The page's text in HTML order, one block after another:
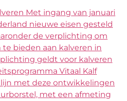
Met ingang van januari
nieuwe eisen gesteld
de verplichting om
bieden aan kalveren in
geldt voor kalveren
Vitaal Kalf
met deze ontwikkelingen
met een afmeting